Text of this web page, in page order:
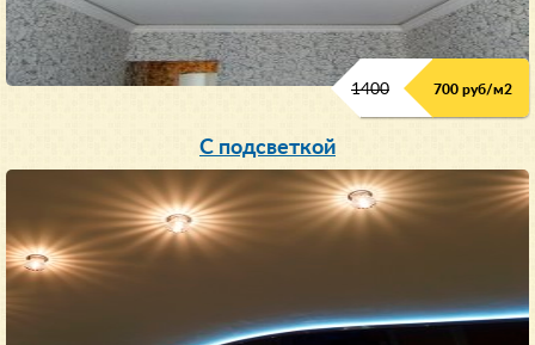
1400 700 руб/м2
С подсветкой